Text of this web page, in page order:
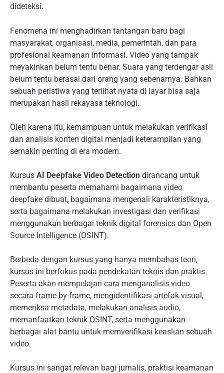
dideteksi.
Fenomena ini menghadirkan tantangan baru bagi
masyarakat, organisasi, media, pemerintah, dan para
profesional keamanan informasi. Video yang tampak
meyakinkan belum tentu benar. Suara yang terdengar asli
belum tentu berasal dari orang yang sebenarnya. Bahkan
sebuah peristiwa yang terlihat nyata di layar bisa saja
merupakan hasil rekayasa teknologi.
Oleh karena itu, kemampuan untuk melakukan verifikasi
dan analisis konten digital menjadi keterampilan yang
semakin penting di era modern.
Kursus AI Deepfake Video Detection dirancang untuk
membantu peserta memahami bagaimana video
deepfake dibuat, bagaimana mengenali karakteristiknya,
serta bagaimana melakukan investigasi dan verifikasi
menggunakan berbagai teknik digital forensics dan Open
Source Intelligence (OSINT).
Berbeda dengan kursus yang hanya membahas teori,
kursus ini berfokus pada pendekatan teknis dan praktis.
Peserta akan mempelajari cara menganalisis video
secara frame-by-frame, mengidentifikasi artefak visual,
memeriksa metadata, melakukan analisis audio,
memanfaatkan teknik OSINT, serta menggunakan
berbagai alat bantu untuk memverifikasi keaslian sebuah
video.
Kursus ini sangat relevan bagi jurnalis, praktisi keamanan